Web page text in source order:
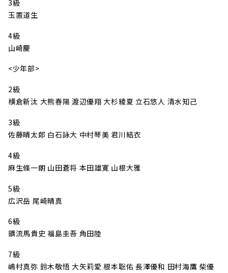
3級
玉置道生
4級
山崎慶
<少年部>
2級
横倉新汰 大熊春陽 渡辺優翔 大杉綾夏 立石悠人 清水知己
3級
佐藤晴太郎 白石詠大 中村琴美 君川結衣
4級
麻生條一朗 山田蒼将 本田雄寛 山根大雅
5級
広沢岳 尾崎晴真
6級
鏑流馬貴史 福島圭吾 角田陸
7級
嶋村真弥 鈴木敬悟 大矢莉愛 根本聡佑 長澤優和 田村海鷹 柴優